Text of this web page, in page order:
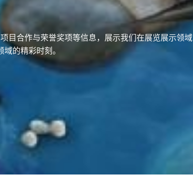
目合作与荣誉奖项等信息，展示我们在展览展示领域
的精彩时刻。